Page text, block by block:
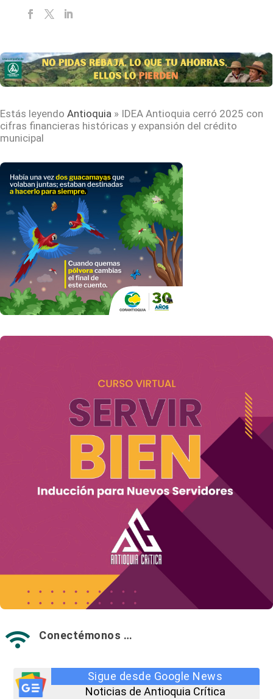
Estás leyendo Antioquia » IDEA Antioquia cerró 2025 con
cifras financieras históricas y expansión del crédito
municipal
 Conectémonos …
Sigue desde Google News
Noticias de Antioquia Crítica